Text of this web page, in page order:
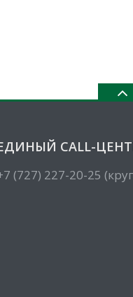
CALL-
(727) 227-20-25